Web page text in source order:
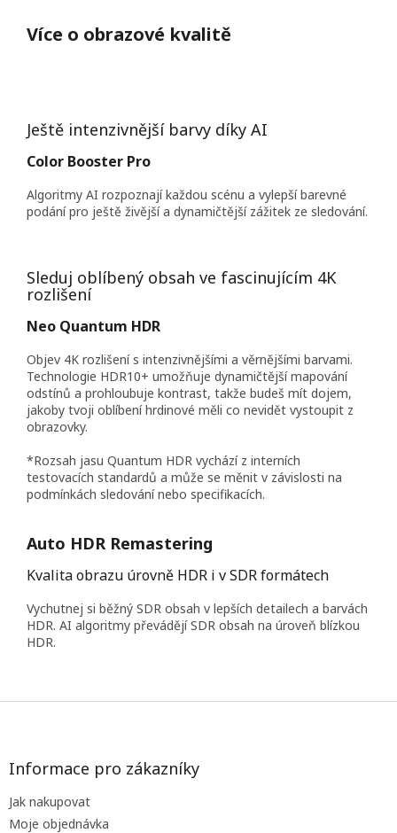
Více o obrazové kvalitě
Ještě intenzivnější barvy díky AI
Color Booster Pro
Algoritmy AI rozpoznají každou scénu a vylepší barevné
podání pro ještě živější a dynamičtější zážitek ze sledování.
Sleduj oblíbený obsah ve fascinujícím 4K
rozlišení
Neo Quantum HDR
Objev 4K rozlišení s intenzivnějšími a věrnějšími barvami.
Technologie HDR10+ umožňuje dynamičtější mapování
odstínů a prohloubuje kontrast, takže budeš mít dojem,
jakoby tvoji oblíbení hrdinové měli co nevidět vystoupit z
obrazovky.
*Rozsah jasu Quantum HDR vychází z interních
testovacích standardů a může se měnit v závislosti na
podmínkách sledování nebo specifikacích.
Auto HDR Remastering
Kvalita obrazu úrovně HDR i v SDR formátech
Vychutnej si běžný SDR obsah v lepších detailech a barvách
HDR. AI algoritmy převádějí SDR obsah na úroveň blízkou
HDR.
Z
Informace pro zákazníky
Jak nakupovat
Moje objednávka